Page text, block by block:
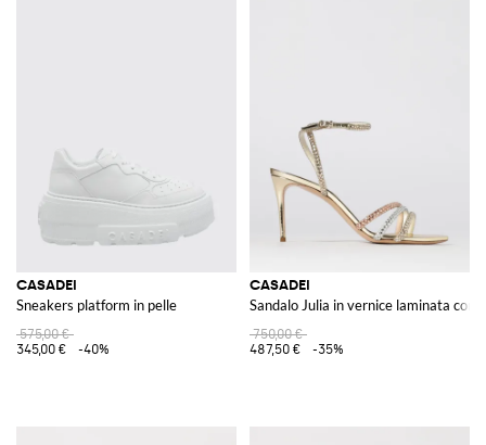
CASADEI
Sneakers platform in pelle
575,00 €
345,00 €
-40%
CASADEI
Sandalo Julia in vernice laminata con
750,00 €
487,50 €
-35%